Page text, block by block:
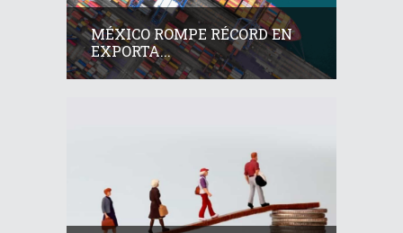
MÉXICO ROMPE RÉCORD EN
EXPORTA...